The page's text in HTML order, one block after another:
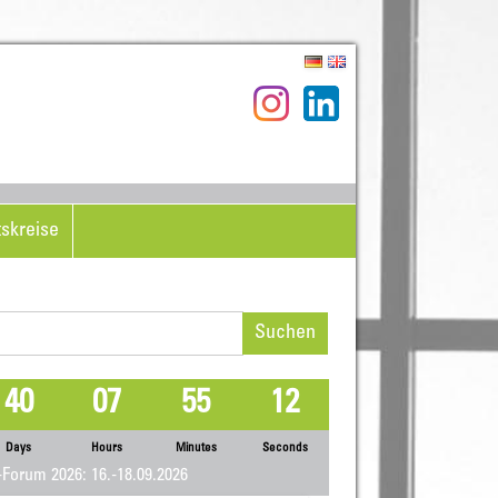
40
Days
07
Hours
55
Minutes
12
Seconds
2026: 16.-18.09.2026